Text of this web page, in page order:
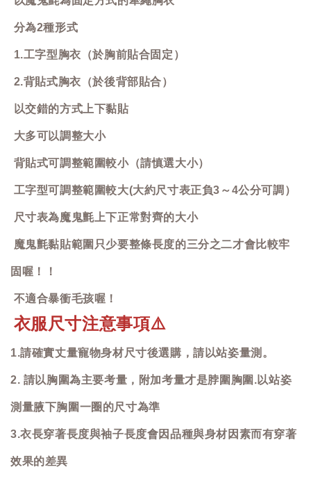
分為2種形式
1.工字型胸衣（於胸前貼合固定）
2.背貼式胸衣（於後背部貼合）
以交錯的方式上下黏貼
大多可以調整大小
背貼式可調整範圍較小（請慎選大小）
工字型可調整範圍較大(大約尺寸表正負3～4公分可調）
尺寸表為魔鬼氈上下正常對齊的大小
魔鬼氈黏貼範圍只少要整條長度的三分之二才會比較牢
固喔！！
不適合暴衝毛孩喔！
衣服尺寸注意事項⚠️
1.請確實丈量寵物身材尺寸後選購，請以站姿量測。
2. 請以胸圍為主要考量，附加考量才是脖圍胸圍.以站姿
測量腋下胸圍一圈的尺寸為準
3.衣長穿著長度與袖子長度會因品種與身材因素而有穿著
效果的差異